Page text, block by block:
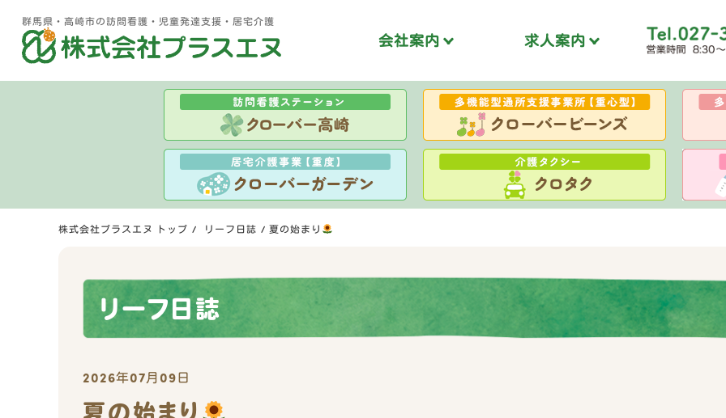
群馬県・高崎市の訪問看護・児童発達支援・居宅介護
会社案内 求人案内
株式会社プラスエヌ トップ リーフ日誌 夏の始まり
リーフ日誌
2026年07月09日
夏の始まり